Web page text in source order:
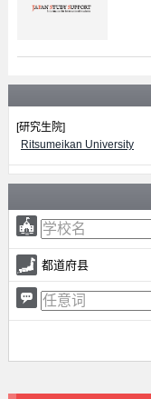
[研究生院]
Ritsumeikan University
都道府县